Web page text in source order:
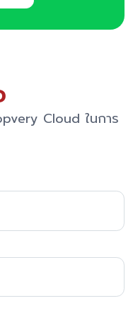
Cloud ในการ